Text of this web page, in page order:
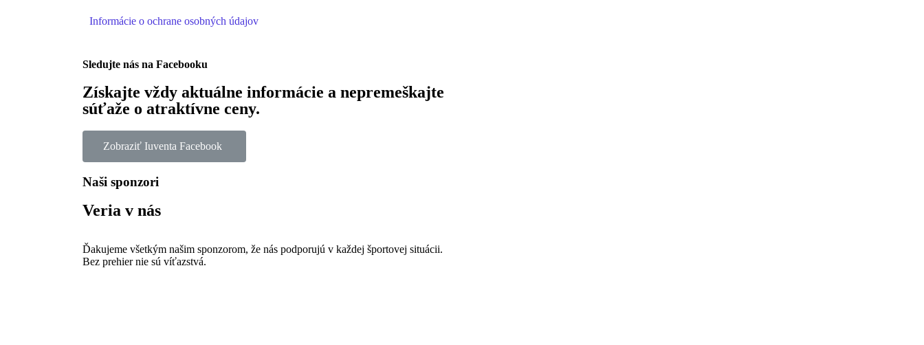
Informácie o ochrane osobných údajov
Sledujte nás na Facebooku
Získajte vždy aktuálne informácie a nepremeškajte
súťaže o atraktívne ceny.
Zobraziť Iuventa Facebook
Naši sponzori
Veria v nás
Ďakujeme všetkým našim sponzorom, že nás podporujú v každej športovej situácii.
Bez prehier nie sú víťazstvá.